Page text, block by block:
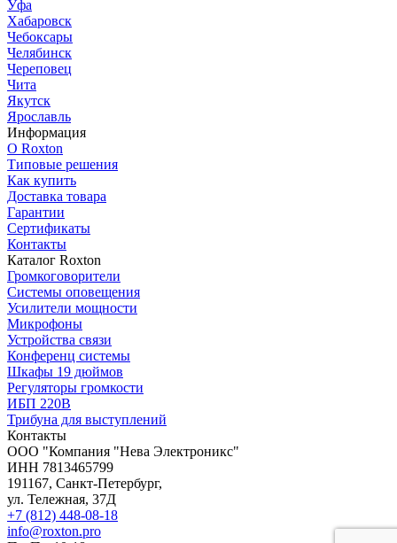
Уфа
Хабаровск
Чебоксары
Челябинск
Череповец
Чита
Якутск
Ярославль
Информация
О Roxton
Типовые решения
Как купить
Доставка товара
Гарантии
Сертификаты
Контакты
Каталог Roxton
Громкоговорители
Системы оповещения
Усилители мощности
Микрофоны
Устройства связи
Конференц системы
Шкафы 19 дюймов
Регуляторы громкости
ИБП 220В
Трибуна для выступлений
Контакты
OOO "Компания "Нева Электроникс"
ИНН 7813465799
191167, Санкт-Петербург,
ул. Тележная, 37Д
+7 (812) 448-08-18
info@roxton.pro